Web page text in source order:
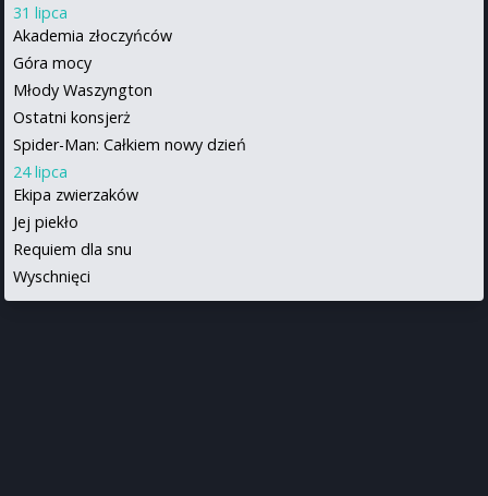
31 lipca
Akademia złoczyńców
Góra mocy
Młody Waszyngton
Ostatni konsjerż
Spider-Man: Całkiem nowy dzień
24 lipca
Ekipa zwierzaków
Jej piekło
Requiem dla snu
Wyschnięci